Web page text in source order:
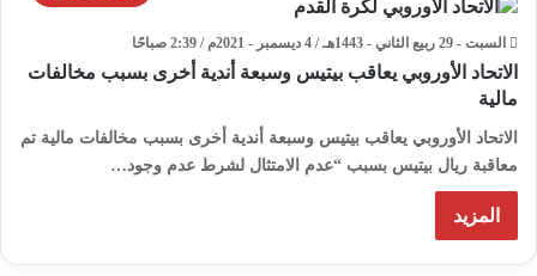
السبت - 29 ربيع الثاني - 1443هـ / 4 ديسمبر - 2021م / 2:39 صباحًا
الاتحاد الأوروبي يعاقب بيتيس وسبعة أندية أخرى بسبب مخالفات
مالية
الاتحاد الأوروبي يعاقب بيتيس وسبعة أندية أخرى بسبب مخالفات مالية تم
معاقبة ريال بيتيس بسبب “عدم الامتثال لشرط عدم وجود…
المزيد